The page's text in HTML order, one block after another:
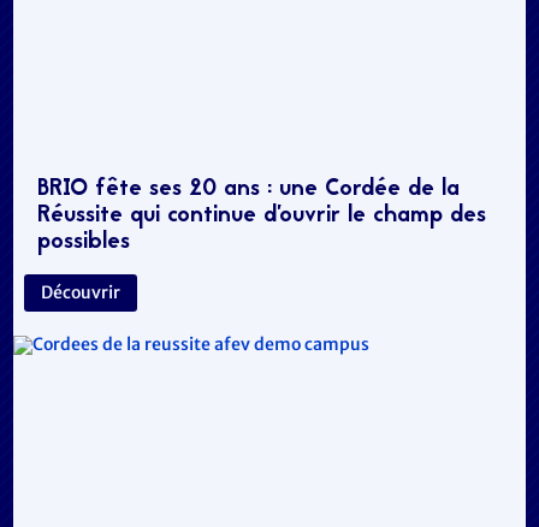
BRIO fête ses 20 ans : une Cordée de la
Réussite qui continue d’ouvrir le champ des
possibles
Découvrir